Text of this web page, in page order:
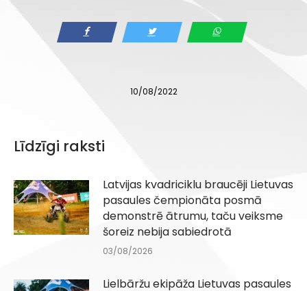
10/08/2022
Līdzīgi raksti
Latvijas kvadriciklu braucēji Lietuvas
pasaules čempionāta posmā
demonstrē ātrumu, taču veiksme
šoreiz nebija sabiedrotā
03/08/2026
Lielbāržu ekipāža Lietuvas pasaules